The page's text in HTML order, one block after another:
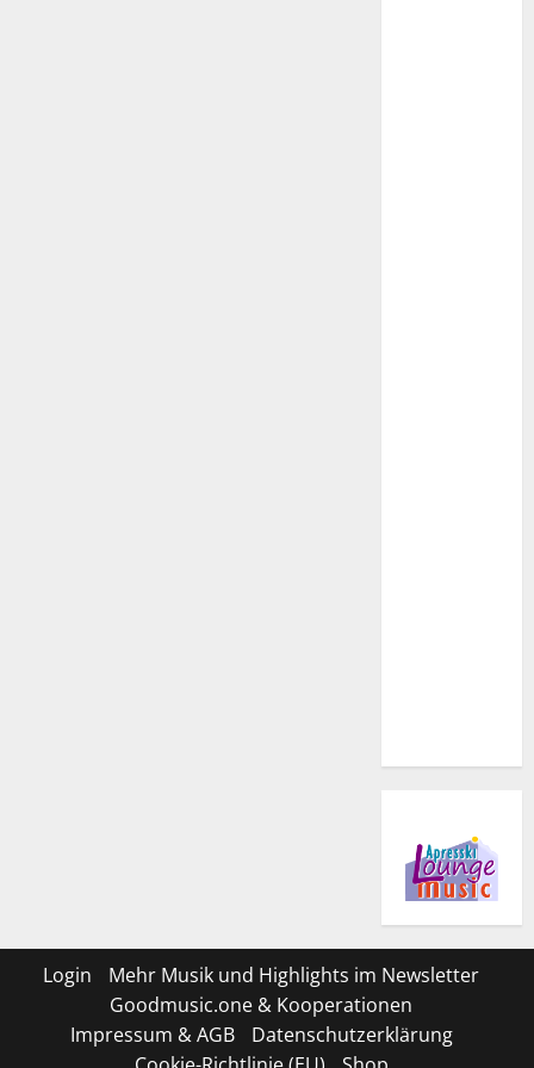
Login
Mehr Musik und Highlights im Newsletter
Goodmusic.one & Kooperationen
Impressum & AGB
Datenschutzerklärung